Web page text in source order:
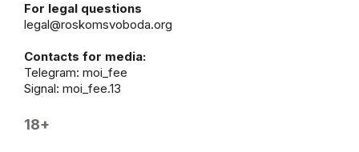
For legal questions
legal@roskomsvoboda.org
Contacts for media:
Telegram: moi_fee
Signal: moi_fee.13
18+